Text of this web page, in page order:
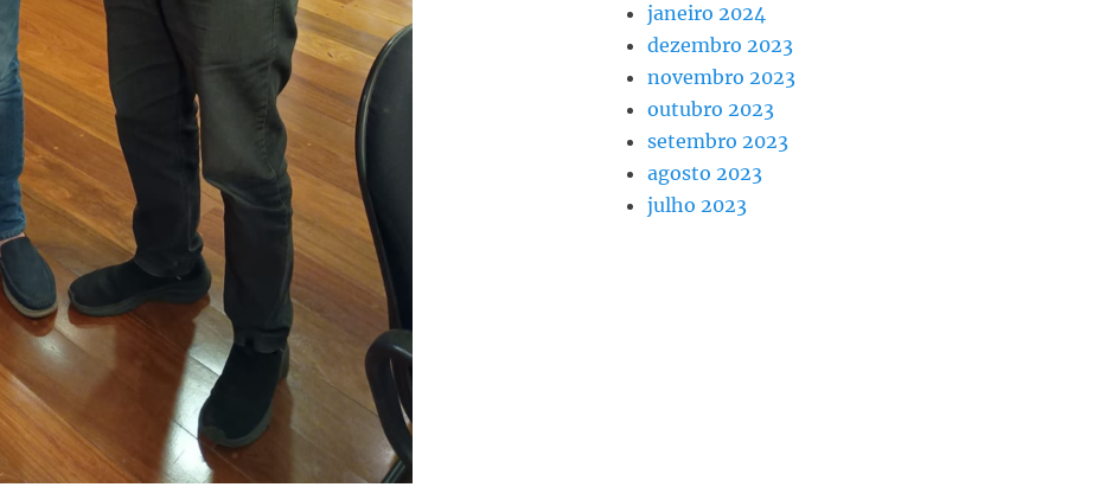
janeiro 2024
dezembro 2023
novembro 2023
outubro 2023
setembro 2023
agosto 2023
julho 2023